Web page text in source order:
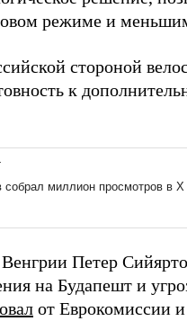
режиме и
стороной
к
Петер Сийярто
на Будапешт и
от Еврокомиссии